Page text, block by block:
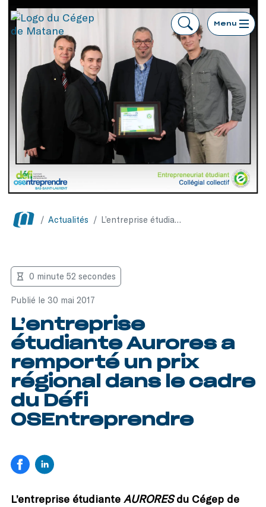
Menu
/ Actualités / L’entreprise étudiante Aurores a remporté un prix régional dans le cadre du Défi OSEntreprendre
Publié le 30 mai 2017
0 minute 52 secondes
L’entreprise
étudiante Aurores a
remporté un prix
régional dans le cadre
du Défi
OSEntreprendre
L’entreprise étudiante AURORESdu Cégep de